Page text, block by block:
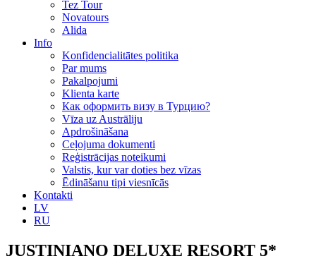
Tez Tour
Novatours
Alida
Info
Konfidencialitātes politika
Par mums
Рakalpojumi
Klienta karte
Как оформить визу в Турцию?
Vīza uz Austrāliju
Apdrošināšana
Ceļojuma dokumenti
Reģistrācijas noteikumi
Valstis, kur var doties bez vīzas
Ēdināšanu tipi viesnīcās
Kontakti
LV
RU
JUSTINIANO DELUXE RESORT 5*